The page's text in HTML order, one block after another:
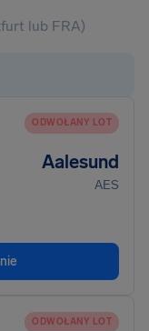
ODWOŁANY LOT
Aalesund
AES
ODWOŁANY LOT